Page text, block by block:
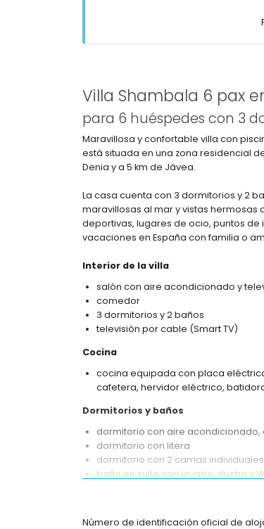
Villa Shambala 6 pax
para 6 huéspedes con 3
Maravillosa y confortable villa con
está situada en una zona residencial
Denia y a 5 km de Jávea.
La casa cuenta con 3 dormitorios y 2
maravillosas al mar y vistas hermosas
deportivas, lugares de ocio, puntos de
vacaciones en España con familia o
Interior de la villa
salón con aire acondicionado y
comedor
3 dormitorios y 2 baños
televisión por cable (Smart TV)
Cocina
cocina equipada con placa
cafetera, hervidor eléctrico,
Dormitorios y baños
dormitorio con aire acondicionado,
dormitorio con litera
dormitorio con 2 camas
baño en suite con lavabo, ducha y
Número de identificación oficial de